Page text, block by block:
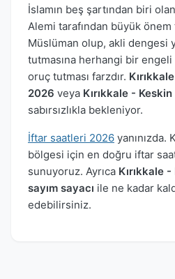
İslamın beş şartından biri
Alemi tarafından büyük önem
Müslüman olup, akli dengesi
tutmasına herhangi bir
oruç tutması farzdır.
2026 veya Kırıkkale -
sabırsızlıkla bekleniyor.
İftar saatleri 2026 yanınızda.
bölgesi için en doğru iftar
sunuyoruz. Ayrıca Kırıkkale
sayım sayacı ile ne kadar
edebilirsiniz.